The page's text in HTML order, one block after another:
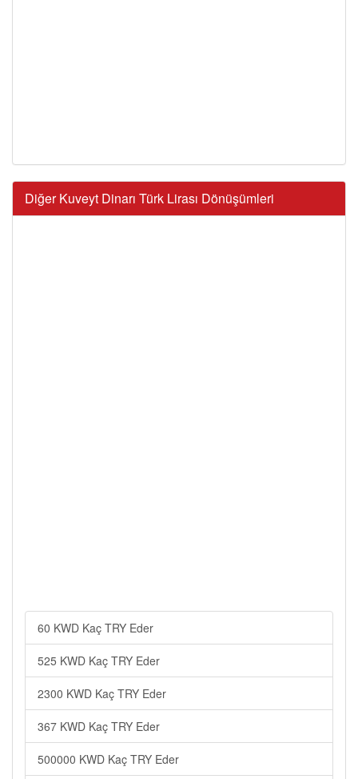
Diğer Kuveyt Dinarı Türk Lirası Dönüşümleri
60 KWD Kaç TRY Eder
525 KWD Kaç TRY Eder
2300 KWD Kaç TRY Eder
367 KWD Kaç TRY Eder
500000 KWD Kaç TRY Eder